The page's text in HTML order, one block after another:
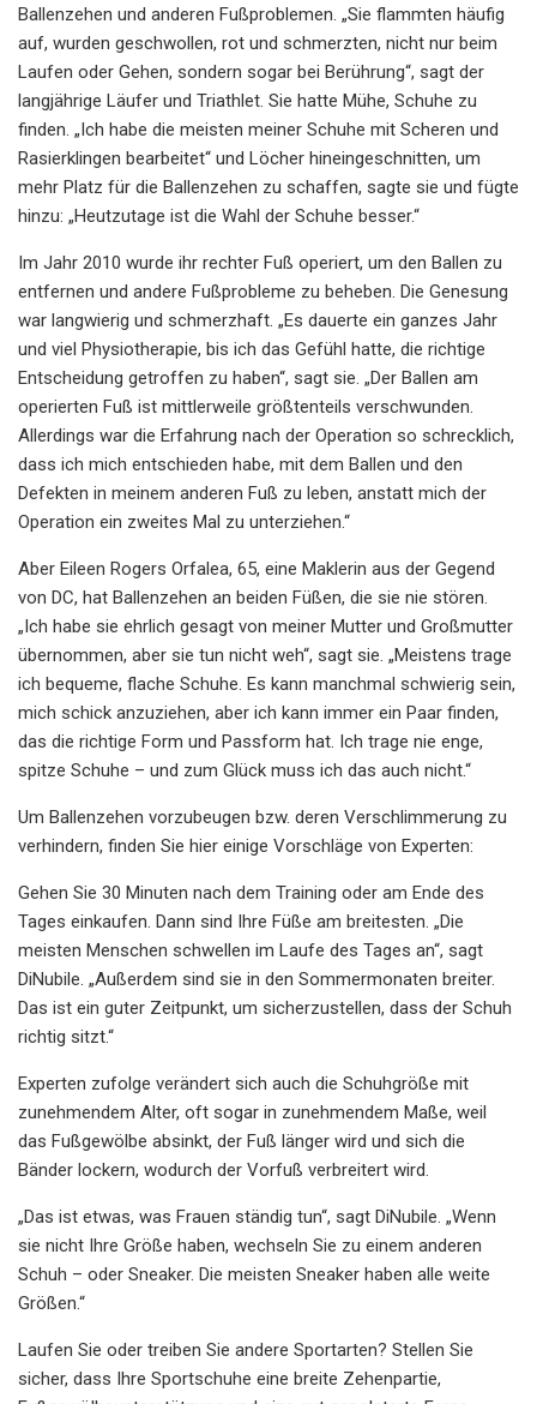
Ballenzehen und anderen Fußproblemen. „Sie flammten häufig
auf, wurden geschwollen, rot und schmerzten, nicht nur beim
Laufen oder Gehen, sondern sogar bei Berührung“, sagt der
langjährige Läufer und Triathlet. Sie hatte Mühe, Schuhe zu
finden. „Ich habe die meisten meiner Schuhe mit Scheren und
Rasierklingen bearbeitet“ und Löcher hineingeschnitten, um
mehr Platz für die Ballenzehen zu schaffen, sagte sie und fügte
hinzu: „Heutzutage ist die Wahl der Schuhe besser.“
Im Jahr 2010 wurde ihr rechter Fuß operiert, um den Ballen zu
entfernen und andere Fußprobleme zu beheben. Die Genesung
war langwierig und schmerzhaft. „Es dauerte ein ganzes Jahr
und viel Physiotherapie, bis ich das Gefühl hatte, die richtige
Entscheidung getroffen zu haben“, sagt sie. „Der Ballen am
operierten Fuß ist mittlerweile größtenteils verschwunden.
Allerdings war die Erfahrung nach der Operation so schrecklich,
dass ich mich entschieden habe, mit dem Ballen und den
Defekten in meinem anderen Fuß zu leben, anstatt mich der
Operation ein zweites Mal zu unterziehen.“
Aber Eileen Rogers Orfalea, 65, eine Maklerin aus der Gegend
von DC, hat Ballenzehen an beiden Füßen, die sie nie stören.
„Ich habe sie ehrlich gesagt von meiner Mutter und Großmutter
übernommen, aber sie tun nicht weh“, sagt sie. „Meistens trage
ich bequeme, flache Schuhe. Es kann manchmal schwierig sein,
mich schick anzuziehen, aber ich kann immer ein Paar finden,
das die richtige Form und Passform hat. Ich trage nie enge,
spitze Schuhe – und zum Glück muss ich das auch nicht.“
Um Ballenzehen vorzubeugen bzw. deren Verschlimmerung zu
verhindern, finden Sie hier einige Vorschläge von Experten:
Gehen Sie 30 Minuten nach dem Training oder am Ende des
Tages einkaufen. Dann sind Ihre Füße am breitesten. „Die
meisten Menschen schwellen im Laufe des Tages an“, sagt
DiNubile. „Außerdem sind sie in den Sommermonaten breiter.
Das ist ein guter Zeitpunkt, um sicherzustellen, dass der Schuh
richtig sitzt.“
Experten zufolge verändert sich auch die Schuhgröße mit
zunehmendem Alter, oft sogar in zunehmendem Maße, weil
das Fußgewölbe absinkt, der Fuß länger wird und sich die
Bänder lockern, wodurch der Vorfuß verbreitert wird.
„Das ist etwas, was Frauen ständig tun“, sagt DiNubile. „Wenn
sie nicht Ihre Größe haben, wechseln Sie zu einem anderen
Schuh – oder Sneaker. Die meisten Sneaker haben alle weite
Größen.“
Laufen Sie oder treiben Sie andere Sportarten? Stellen Sie
sicher, dass Ihre Sportschuhe eine breite Zehenpartie,